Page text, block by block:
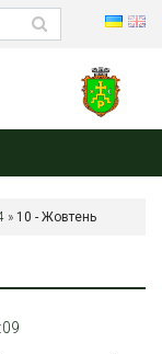
» 10 - Жовтень